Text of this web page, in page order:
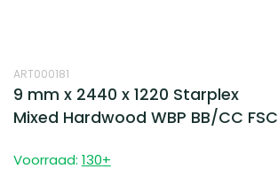
ART000181
9 mm x 2440 x 1220 Starplex
Mixed Hardwood WBP BB/CC FSC
Voorraad: 130+